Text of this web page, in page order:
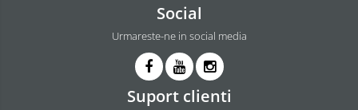
Social
Urmareste-ne in social media
Suport clienti